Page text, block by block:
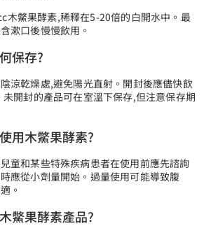
木鱉果酵素,稀釋在5-20倍的白開水中。最
漱口後慢慢飲用。
保存?
涼乾燥處,避免陽光直射。開封後應儘快飲
開封的產品可在室溫下保存,但注意保存期
用木鱉果酵素?
童和某些特殊疾病患者在使用前應先諮詢
應從小劑量開始。過量使用可能導致腹
。
鱉果酵素產品?